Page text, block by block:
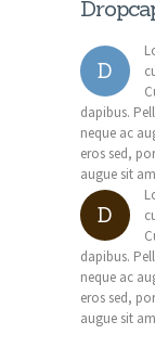
D
dapibus.
neque ac
eros sed,
augue sit
D
dapibus.
neque ac
eros sed,
augue sit